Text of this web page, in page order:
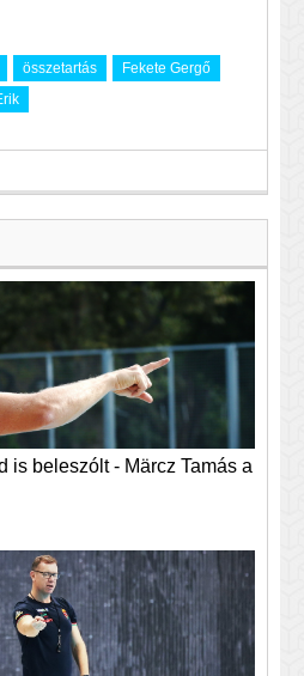
összetartás
Fekete Gergő
is beleszólt - Märcz Tamás a